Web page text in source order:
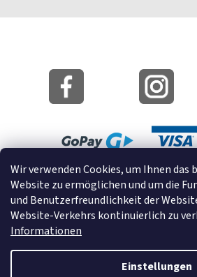
Wir verwenden Cookies, um Ihnen das
Website zu ermöglichen und um die
und Benutzerfreundlichkeit der
Website-Verkehrs kontinuierlich zu
Informationen
Einstellungen
Lageplan
Cookies